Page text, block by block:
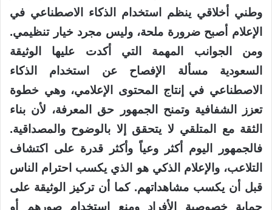
وطني أخلاقي ينظم استخدام الذكاء الاصطناعي في
الإعلام أصبح ضرورة ملحة، وليس مجرد خيار تنظيمي.
ومن الجوانب المهمة التي أكدت عليها الوثيقة
السعودية مسألة الإفصاح عن استخدام الذكاء
الاصطناعي في إنتاج المحتوى الإعلامي، وهي خطوة
تعزز الشفافية وتمنح الجمهور حق المعرفة، لأن بناء
الثقة مع المتلقي لا يتحقق إلا بالوضوح والمصداقية.
فالجمهور اليوم أكثر وعياً وأكثر قدرة على اكتشاف
التلاعب، والإعلام الذكي هو الذي يكسب احترام الناس
قبل أن يكسب مشاهداتهم. كما أن تركيز الوثيقة على
حماية خصوصية الأفراد ومنع استخدام صورهم أو